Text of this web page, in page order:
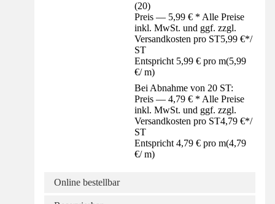
(20)
Preis — 5,99 € * Alle Preise
inkl. MwSt. und ggf. zzgl.
Versandkosten pro ST5,99 €*/
ST
Entspricht 5,99 € pro m(5,99
€/ m)
Bei Abnahme von 20 ST:
Preis — 4,79 € * Alle Preise
inkl. MwSt. und ggf. zzgl.
Versandkosten pro ST4,79 €*/
ST
Entspricht 4,79 € pro m(4,79
€/ m)
Online bestellbar